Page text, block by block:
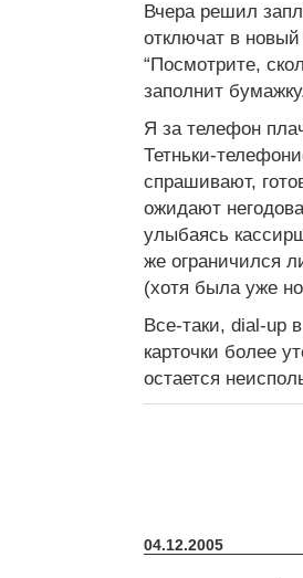
Вчера решил
отключат в
“Посмотрите,
заполнит
Я за телефон
Тетньки-
спрашивают,
ожидают
улыбаясь
же ограничился
(хотя была уже
Все-таки, dial-up
карточки более
остается
04.12.2005